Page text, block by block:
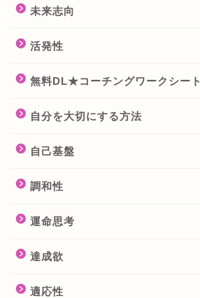
未来志向
活発性
無料DL★コーチングワークシート
自分を大切にする方法
自己基盤
調和性
運命思考
達成欲
適応性